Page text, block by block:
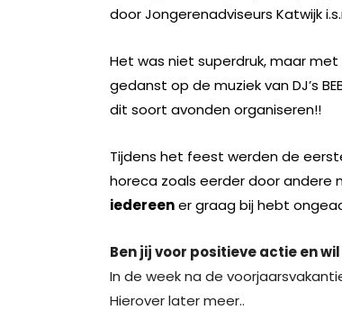
door Jongerenadviseurs Katwijk
Het was niet superdruk, maar
gedanst op de muziek van DJ’s
dit soort avonden organiseren!!
Tijdens het feest werden de
horeca zoals eerder door andere
iedereener graag bij hebt
Ben jij voor positieve actie en
In de week na de
Hierover later meer..